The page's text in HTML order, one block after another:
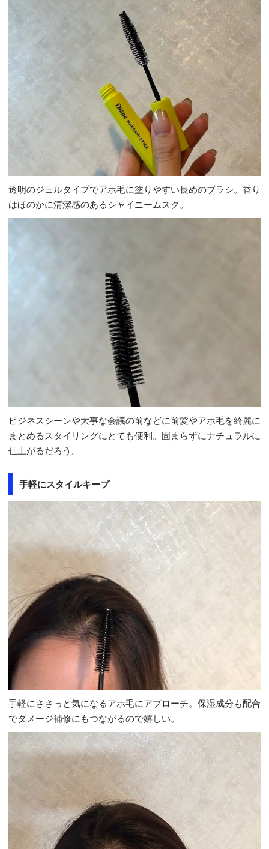
透明のジェルタイプでアホ毛に塗りやすい長めのブラシ。香り
はほのかに清潔感のあるシャイニームスク。
ビジネスシーンや大事な会議の前などに前髪やアホ毛を綺麗に
まとめるスタイリングにとても便利。固まらずにナチュラルに
仕上がるだろう。
手軽にスタイルキープ
手軽にささっと気になるアホ毛にアプローチ。保湿成分も配合
でダメージ補修にもつながるので嬉しい。